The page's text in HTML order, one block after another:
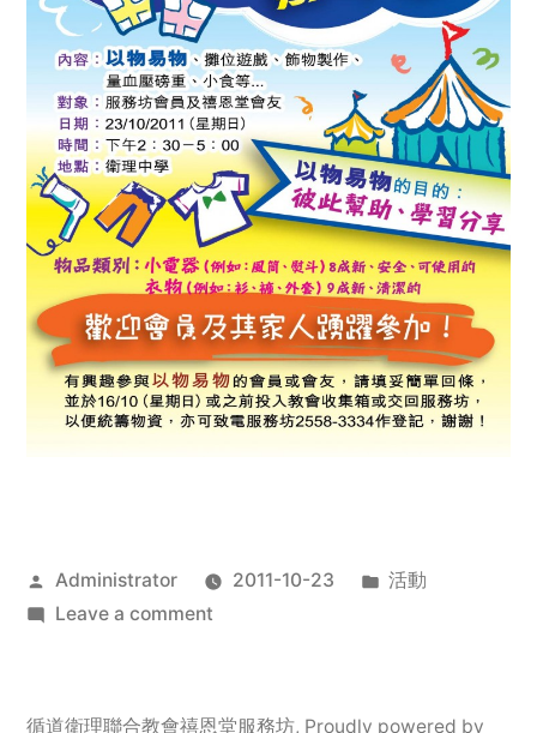
Posted
by
Administrator 2011-10-23
Posted
活動
Leave a commenton
服
循道衛理聯合教會禧恩堂服務坊, Proudly powered by